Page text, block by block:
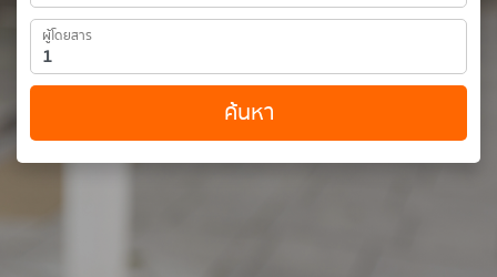
ผู้โดยสาร
ค้นหา